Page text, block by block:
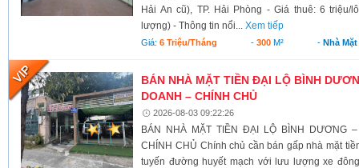
Hải An cũ), TP. Hải Phòng - Giá thuê: 6 triệu/
lượng) - Thông tin nổi...Xem tiếp
Giá:6 Triệu/tháng -300 M² - Nhà
BÁN NHÀ MẶT TIỀN ĐẠI LỘ BÌNH
DOANH – CHÍNH CHỦ
2026-08-03 09:22:26
BÁN NHÀ MẶT TIỀN ĐẠI LỘ BÌNH DƯƠNG
CHÍNH CHỦ Chính chủ cần bán gấp nhà mặt
tuyến đường huyết mạch với lưu lượng xe